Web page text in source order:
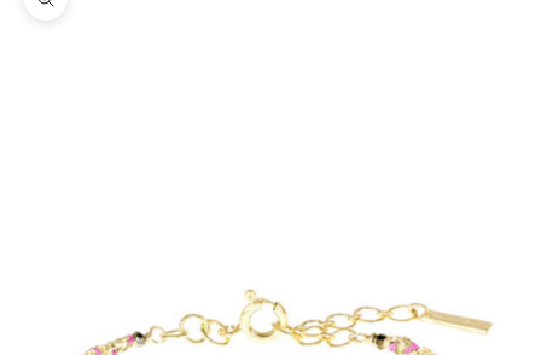
Bild vergrößern